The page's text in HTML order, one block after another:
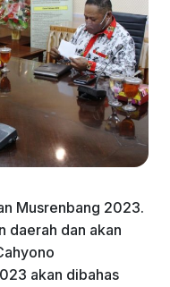
Musrenbang 2023.
daerah dan akan
akan dibahas